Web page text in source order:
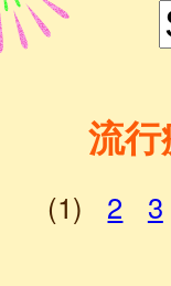
流
(1) 2 3